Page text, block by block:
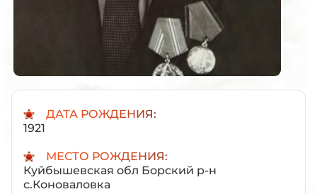
ДАТА РОЖДЕНИЯ:
1921
МЕСТО РОЖДЕНИЯ:
Куйбышевская обл Борский р-н
с.Коноваловка